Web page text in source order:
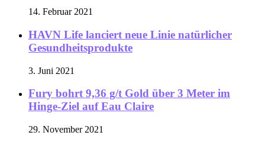
14. Februar 2021
HAVN Life lanciert neue Linie natürlicher
Gesundheitsprodukte
3. Juni 2021
Fury bohrt 9,36 g/t Gold über 3 Meter im
Hinge-Ziel auf Eau Claire
29. November 2021